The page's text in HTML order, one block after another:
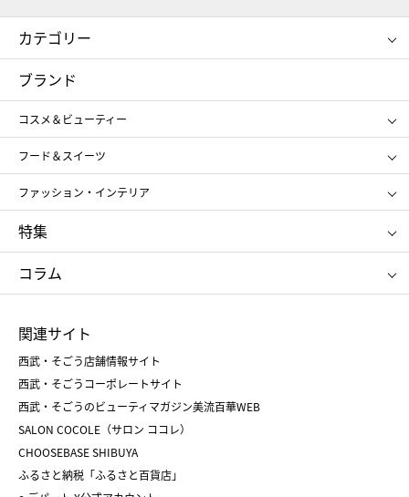
カテゴリー
コスメ＆ビューティー
ギフト
レディース
メンズ
スポーツ・アウトドア
お中元
お歳暮
ブランド
コスメ＆ビューティー
SHISEIDO
ポール&ジョー ボーテ
ジルスチュアート
NARS
RMK
クリニーク
SK-Ⅱ
フード＆スイーツ
アンリ・シャルパンティエ
ゴディバ
新宿高野
たねや
ねんりん家
ファッション・インテリア
ポロ ラルフ ローレン
タケオ キクチ
ママ＆キッズ
シュタイフ
特集
お中元
ひな人形
五月人形
父の日
クリスマスケーキ
ホワイトデー
コラム
菓子折り
和菓子
人気のギフト
バレンタイン
ホワイトデー
おせち
フード
関連サイト
西武・そごう店舗情報サイト
西武・そごうコーポレートサイト
西武・そごうのビューティマガジン美流百華WEB
SALON COCOLE（サロン ココレ）
CHOOSEBASE SHIBUYA
ふるさと納税「ふるさと百貨店」